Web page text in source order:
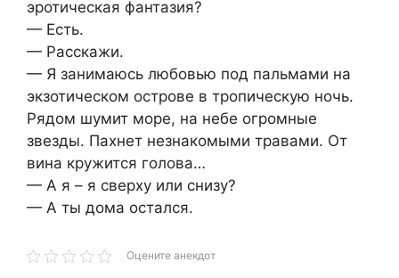
эротическая фантазия?
— Есть.
— Расскажи.
— Я занимаюсь любовью под пальмами на
экзотическом острове в тропическую ночь.
Рядом шумит море, на небе огромные
звезды. Пахнет незнакомыми травами. От
вина кружится голова…
— А я – я сверху или снизу?
— А ты дома остался.
Оцените анекдот